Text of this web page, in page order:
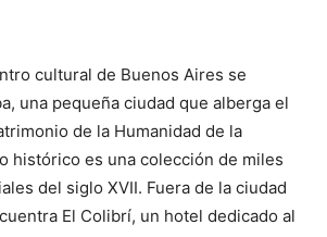
cultural de Buenos Aires se
una pequeña ciudad que alberga el
de la Humanidad de la
histórico es una colección de miles
del siglo XVII. Fuera de la ciudad
El Colibrí, un hotel dedicado al